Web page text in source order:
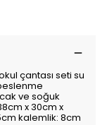
çantası seti su
ve soğuk
x 30cm x
kalemlik: 8cm